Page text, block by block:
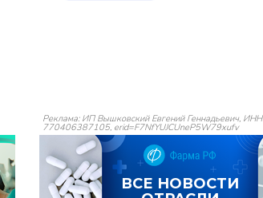
Реклама: ИП Вышковский Евгений Геннадьевич, ИНН
770406387105, erid=F7NfYUJCUneP5W79xufv